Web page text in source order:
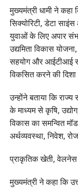
मुख्यमंत्री धामी ने कहा
सिक्योरिटी, डेटा
युवाओं के लिए अपार
उद्यमिता विकास
सहयोग और आईटीआई
विकसित करने की दिशा
उन्होंने बताया कि
के माध्यम से कृषि,
विकास का समन्वित
अर्थव्यवस्था, निवेश,
प्राकृतिक खेती, वेलनेस
मुख्यमंत्री ने कहा कि